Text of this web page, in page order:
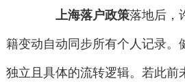
上海落户政策落地后，
籍变动自动同步所有个人记录。
独立且具体的流转逻辑。若此前